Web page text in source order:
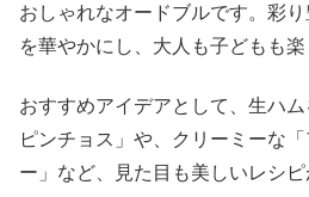
おしゃれなオードブルです。彩
を華やかにし、大人も子どもも楽
おすすめアイデアとして、生ハ
ピンチョス」や、クリーミーな
ー」など、見た目も美しいレシピ